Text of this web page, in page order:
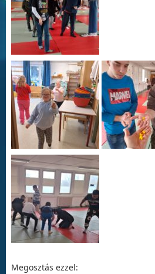
Megosztás ezzel: